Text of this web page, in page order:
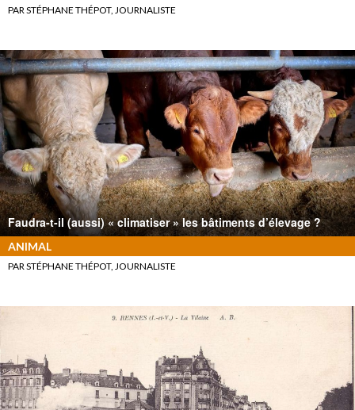
PAR STÉPHANE THÉPOT, JOURNALISTE
Faudra-t-il (aussi) « climatiser » les bâtiments d’élevage ?
ANIMAL
PAR STÉPHANE THÉPOT, JOURNALISTE